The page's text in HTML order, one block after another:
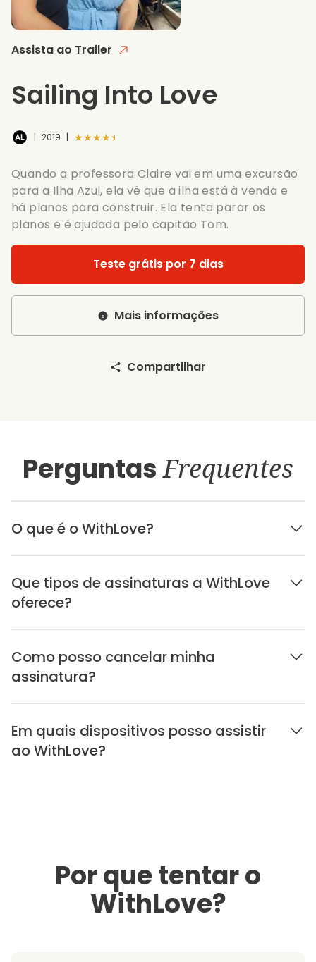
Assista ao Trailer
Sailing Into Love
| 2019 | ★★★★★
Quando a professora Claire vai em uma excursão
para a Ilha Azul, ela vê que a ilha está à venda e
há planos para construir. Ela tenta parar os
planos e é ajudada pelo capitão Tom.
Teste grátis por 7 dias
Mais informações
Compartilhar
PerguntasFrequentes
O que é o WithLove?
Que tipos de assinaturas a WithLove
oferece?
Como posso cancelar minha
assinatura?
Em quais dispositivos posso assistir
ao WithLove?
Por que tentar o
WithLove?